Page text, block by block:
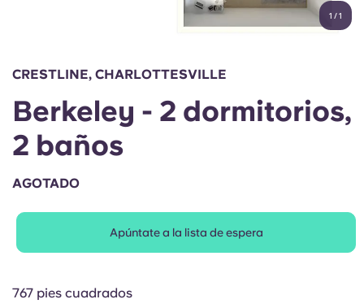
English (GB)
Chinese
Iniciar sesión
1 /1
CRESTLINE, CHARLOTTESVILLE
Berkeley - 2 dormitorios,
2 baños
AGOTADO
Apúntate a la lista de espera
767 pies cuadrados